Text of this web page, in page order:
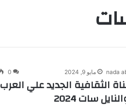
nada مايو 9, 2024 0
الثقافية الجديد علي العرب
سات 2024